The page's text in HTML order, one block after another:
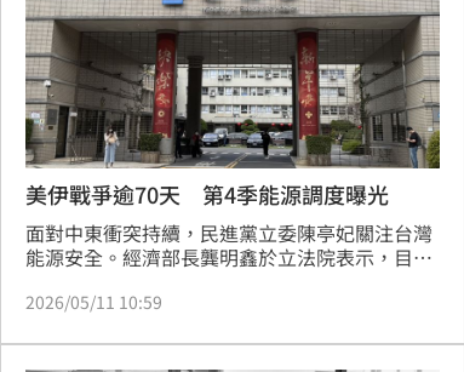
美伊戰爭逾70天 第4季能源調度曝光
面對中東衝突持續，民進黨立委陳亭妃關注台灣
能源安全。經濟部長龔明鑫於立法院表示，目前
定標準，且第四季供氣已在調度中。中油董事長
受影響，但已透過紅海管線與船對船交運等替代
2026/05/11 10:59